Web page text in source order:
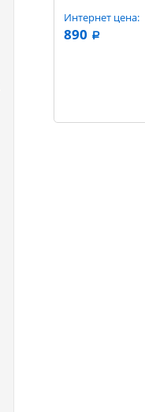
Интернет цена:
890 a